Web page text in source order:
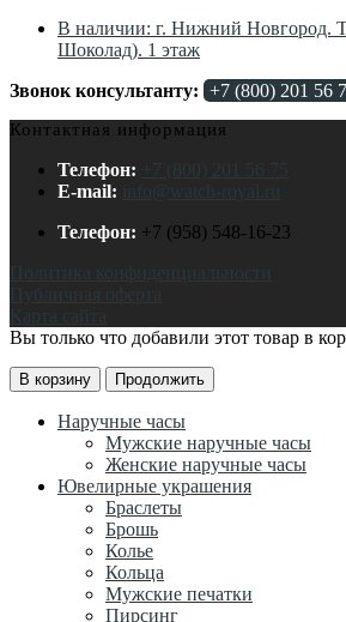
В наличии: г. Нижний Новгород.
Шоколад). 1 этаж
Звонок консультанту: +7 (800) 201 56
Контактная информация
Телефон:
+7 (800) 201 56 75
E-mail:
Телефон: +7 (958) 548-16-23
Карта сайта
Вы только что добавили этот товар в
В корзину Продолжить
Наручные часы
Мужские наручные часы
Женские наручные часы
Ювелирные украшения
Браслеты
Брошь
Колье
Кольца
Мужские печатки
Пирсинг